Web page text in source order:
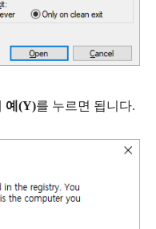
예(Y)를 누르면 됩니다.